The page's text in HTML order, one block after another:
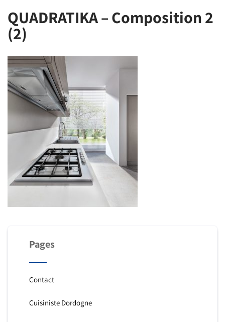
QUADRATIKA – Composition 2
(2)
Pages
Contact
Cuisiniste Dordogne